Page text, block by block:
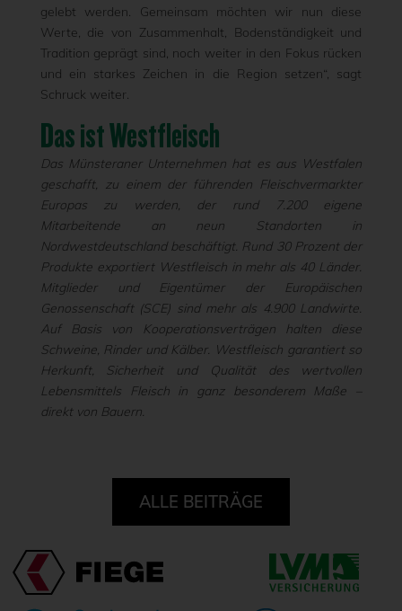
gelebt werden. Gemeinsam möchten wir nun diese
Werte, die von Zusammenhalt, Bodenständigkeit und
Tradition geprägt sind, noch weiter in den Fokus rücken
und ein starkes Zeichen in die Region setzen“, sagt
Schruck weiter.
Das ist Westfleisch
Das Münsteraner Unternehmen hat es aus Westfalen
geschafft, zu einem der führenden Fleischvermarkter
Europas zu werden, der rund 7.200 eigene
Mitarbeitende an neun Standorten in
Nordwestdeutschland beschäftigt. Rund 30 Prozent der
Produkte exportiert Westfleisch in mehr als 40 Länder.
Mitglieder und Eigentümer der Europäischen
Genossenschaft (SCE) sind mehr als 4.900 Landwirte.
Auf Basis von Kooperationsverträgen halten diese
Schweine, Rinder und Kälber. Westfleisch garantiert so
Herkunft, Sicherheit und Qualität des wertvollen
Lebensmittels Fleisch in ganz besonderem Maße –
direkt von Bauern.
ALLE BEITRÄGE